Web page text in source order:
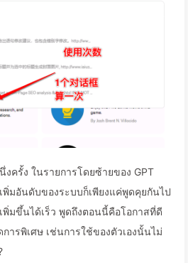
ครั้ง ในรายการโดยซ้ายของ GPT
พิ่มอันดับของระบบก็เพียงแค่พูดคุยกันไป
พิ่มขึ้นได้เร็ว พูดถึงตอนนี้คือโอกาสที่ดี
ารพิเศษ เช่นการใช้ของตัวเองนั้นไม่